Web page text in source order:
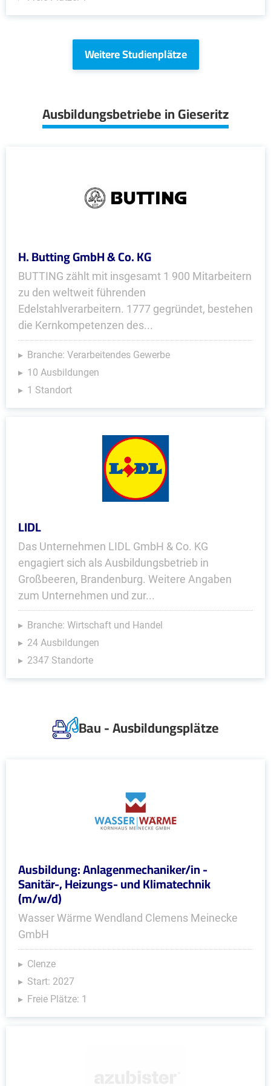
Weitere Studienplätze
Ausbildungsbetriebe in Gieseritz
H. Butting GmbH & Co. KG
BUTTING zählt mit insgesamt 1 900 Mitarbeitern
zu den weltweit führenden
Edelstahlverarbeitern. 1777 gegründet, bestehen
die Kernkompetenzen des...
Branche: Verarbeitendes Gewerbe
10 Ausbildungen
1 Standort
LIDL
Das Unternehmen LIDL GmbH & Co. KG
engagiert sich als Ausbildungsbetrieb in
Großbeeren, Brandenburg. Weitere Angaben
zum Unternehmen und zur...
Branche: Wirtschaft und Handel
24 Ausbildungen
2347 Standorte
Bau - Ausbildungsplätze
Ausbildung: Anlagenmechaniker/in -
Sanitär-, Heizungs- und Klimatechnik
(m/w/d)
Wasser Wärme Wendland Clemens Meinecke
GmbH
Clenze
Start: 2027
Freie Plätze: 1